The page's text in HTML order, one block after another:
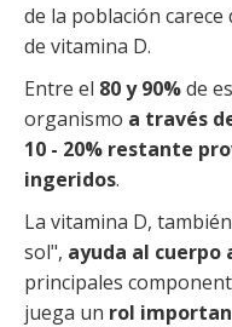
de la población
de vitamina D.
Entre el 80 y 90%de
organismo a través
10 - 20% restante
ingeridos.
La vitamina D,
sol", ayuda al cuerpo
principales
juega un rol